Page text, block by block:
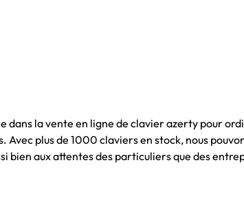
dans la vente en ligne de clavier azerty pour
Avec plus de 1000 claviers en stock, nous
bien aux attentes des particuliers que des